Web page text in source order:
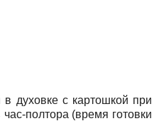
духовке с картошкой при
полтора (время готовки